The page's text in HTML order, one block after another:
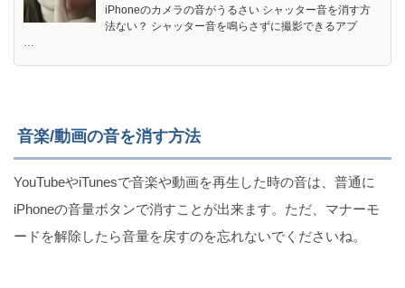
iPhoneのカメラの音がうるさい シャッター音を消す方
法ない？ シャッター音を鳴らさずに撮影できるアプ
…
音楽/動画の音を消す方法
YouTubeやiTunesで音楽や動画を再生した時の音は、普通に
iPhoneの音量ボタンで消すことが出来ます。ただ、マナーモ
ードを解除したら音量を戻すのを忘れないでくださいね。